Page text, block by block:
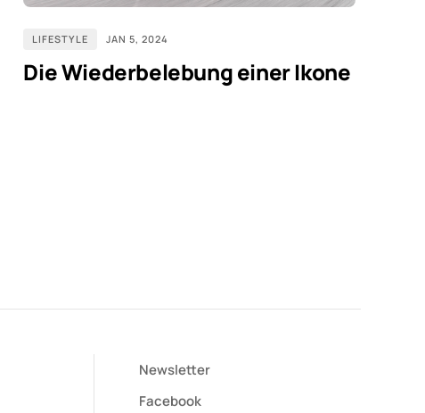
LIFESTYLE JAN 5, 2024
Die Wiederbelebung einer Ikone
Newsletter
Facebook